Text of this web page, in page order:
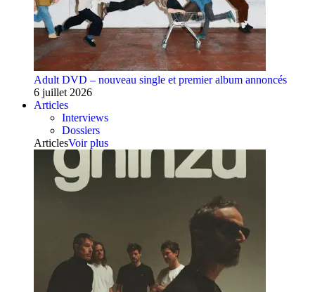
Adult DVD – nouveau single et premier album annoncés
6 juillet 2026
Articles
Interviews
Dossiers
ArticlesVoir plus